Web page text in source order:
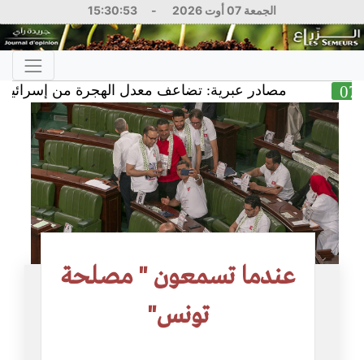
الجمعة 07 أوت 2026 -
15:30:53
مصادر عبرية: تضاعف معدل الهجرة من إسرائيل
عندما تسمعون " مصلحة
تونس"